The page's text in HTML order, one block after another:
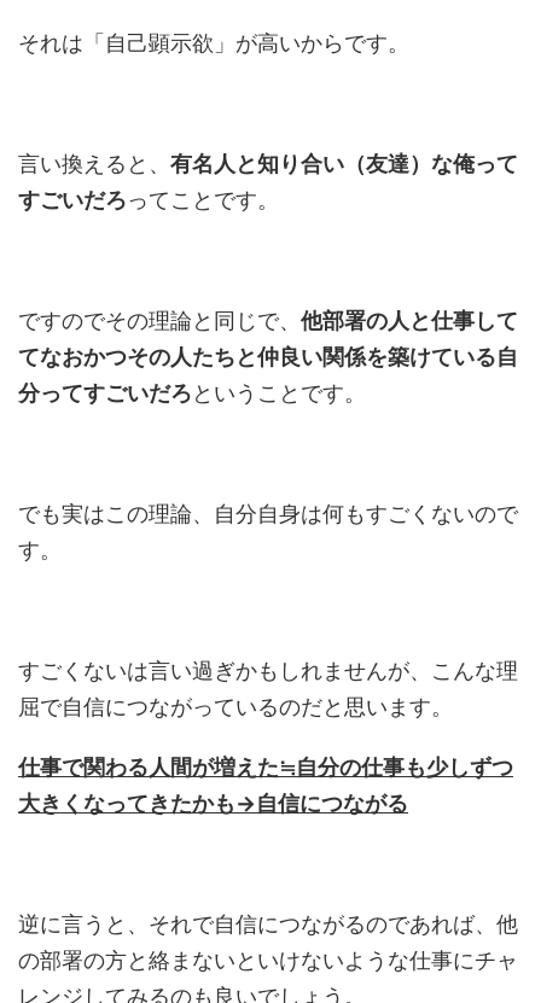
それは「自己顕示欲」が高いからです。
言い換えると、 有名人と知り合い（友達）な俺って
すごいだろってことです。
ですのでその理論と同じで、 他部署の人と仕事して
てなおかつその人たちと仲良い関係を築けている自
分ってすごいだろということです。
でも実はこの理論、自分自身は何もすごくないので
す。
すごくないは言い過ぎかもしれませんが、こんな理
屈で自信につながっているのだと思います。
仕事で関わる人間が増えた≒自分の仕事も少しずつ
大きくなってきたかも→自信につながる
逆に言うと、それで自信につながるのであれば、他
の部署の方と絡まないといけないような仕事にチャ
レンジしてみるのも良いでしょう。